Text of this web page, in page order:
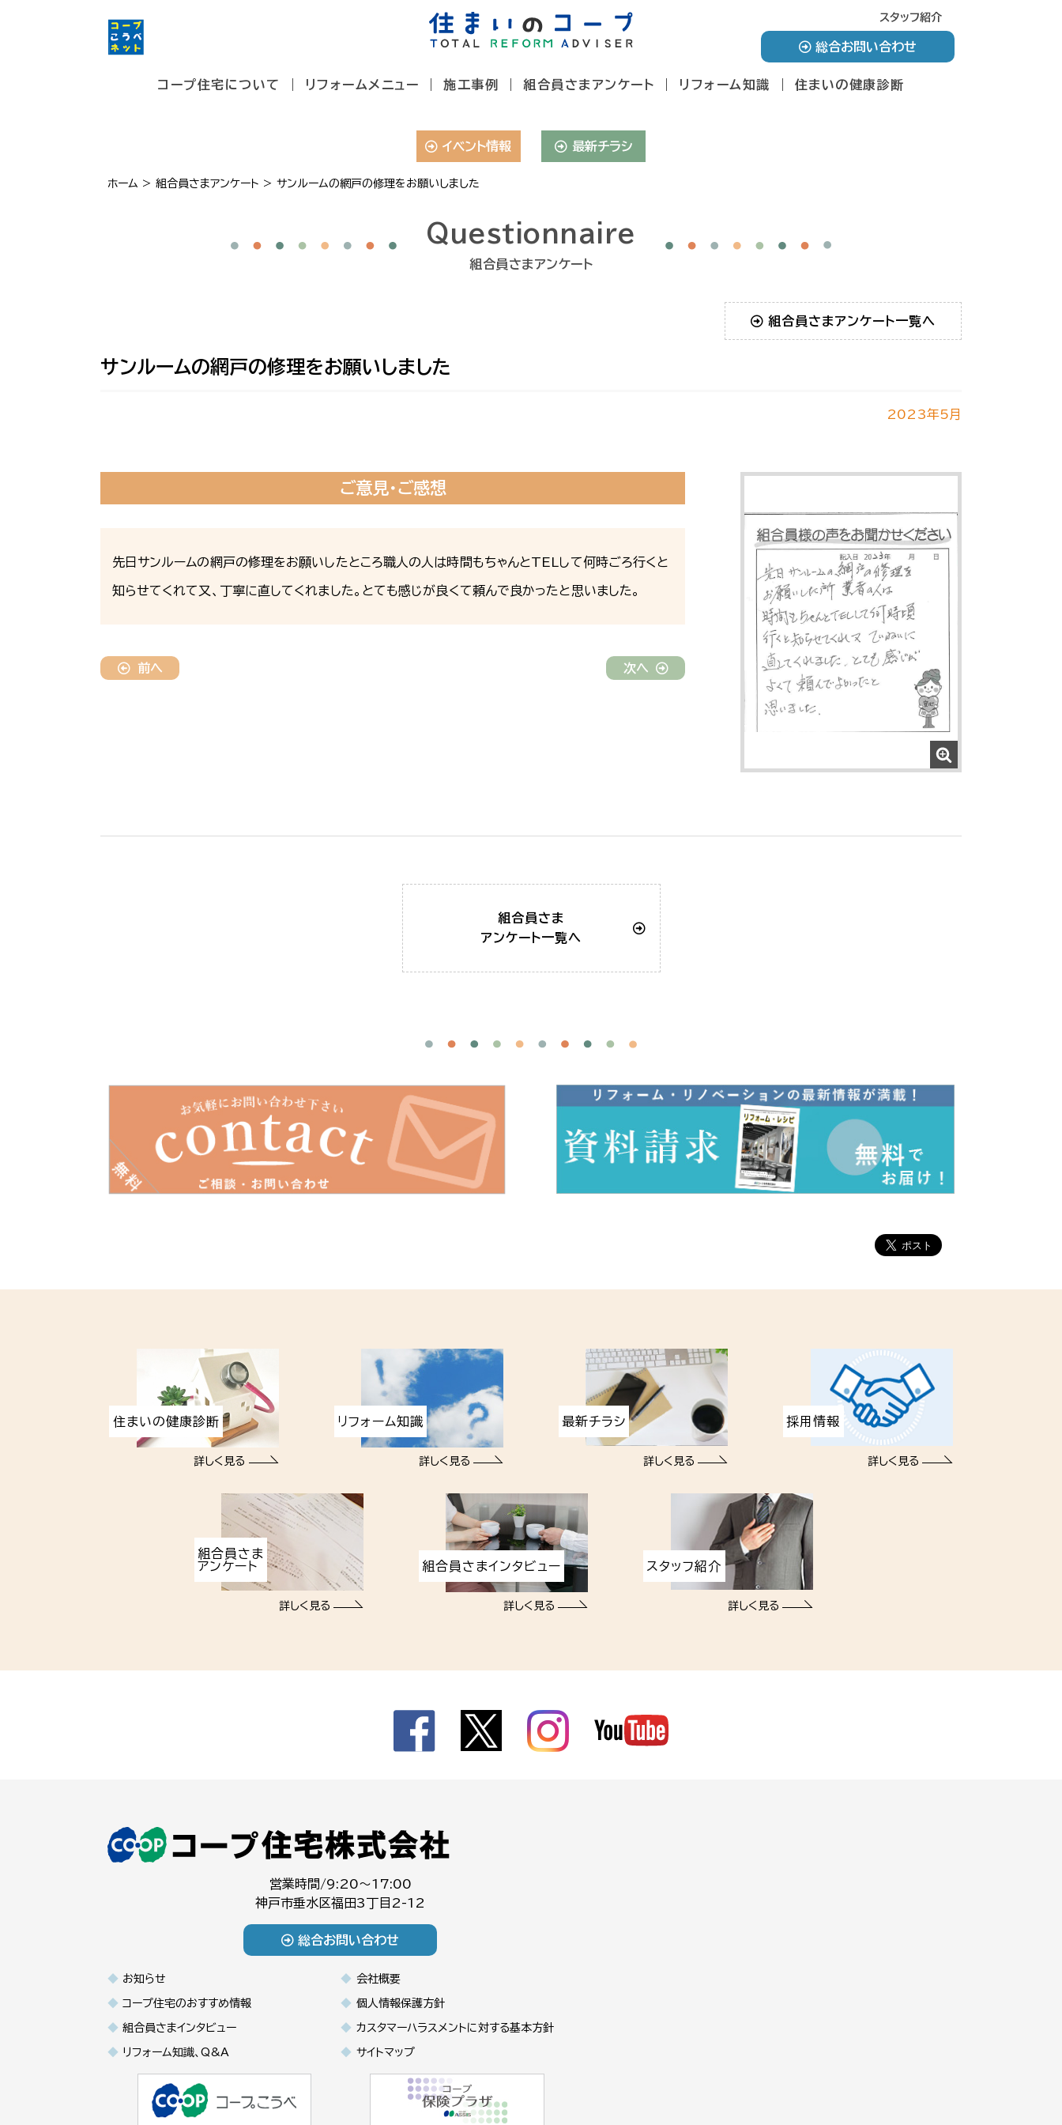
スタッフ紹介
総合お問い合わせ
コープ住宅について リフォームメニュー 施工事例 組合員さまアンケート リフォーム知識 住まいの健康診断
イベント情報 最新チラシ
ホーム > 組合員さまアンケート > サンルームの網戸の修理をお願いしました
Questionnaire
組合員さまアンケート
組合員さまアンケート一覧へ
サンルームの網戸の修理をお願いしました
2023年5月
ご意見・ご感想
先日サンルームの網戸の修理をお願いしたところ職人の人は時間もちゃんとTELして何時ごろ行くと
知らせてくれて又、丁寧に直してくれました。とても感じが良くて頼んで良かったと思いました。
前へ 次へ
組合員さま
アンケート一覧へ
住まいの健康診断
詳しく見る
リフォーム知識
詳しく見る
最新チラシ
詳しく見る
採用情報
詳しく見る
組合員さま
アンケート
詳しく見る
組合員さまインタビュー
詳しく見る
スタッフ紹介
詳しく見る
営業時間/9:20～17:00
神戸市垂水区福田3丁目2-12
総合お問い合わせ
お知らせ
コープ住宅のおすすめ情報
組合員さまインタビュー
リフォーム知識、Q&A
会社概要
個人情報保護方針
カスタマーハラスメントに対する基本方針
サイトマップ